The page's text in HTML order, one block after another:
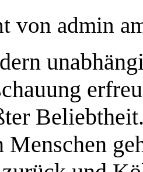
von admin
Menschen